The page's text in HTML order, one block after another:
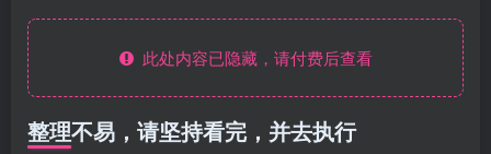
此处内容已隐藏，请付费后查看
整理不易，请坚持看完，并去执行